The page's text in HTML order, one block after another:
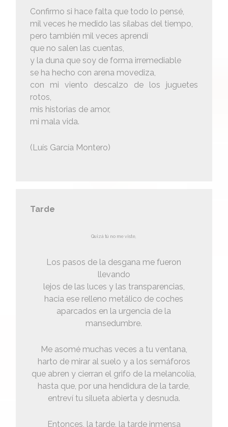
Confirmo si hace falta que todo lo pensé,
mil veces he medido las sílabas del tiempo,
pero también mil veces aprendí
que no salen las cuentas,
y la duna que soy de forma irremediable
se ha hecho con arena movediza,
con mi viento descalzo de los juguetes
rotos,
mis historias de amor,
mi mala vida.
(Luís García Montero)
Tarde
Quizá tú no me viste,
Los pasos de la desgana me fueron
llevando
lejos de las luces y las transparencias,
hacia ese relleno metálico de coches
aparcados en la urgencia de la
mansedumbre.
Me asomé muchas veces a tu ventana,
harto de mirar al suelo y a los semáforos
que abren y cierran el grifo de la melancolía,
hasta que, por una hendidura de la tarde,
entreví tu silueta abierta y desnuda.
Entonces, la tarde, la tarde inmensa